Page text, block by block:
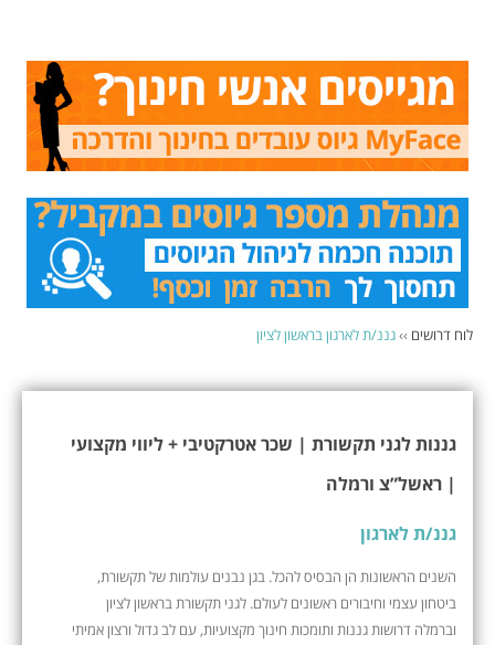
לוח דרושים ››גננ/ת לארגון בראשון לציון
גננות לגני תקשורת | שכר אטרקטיבי + ליווי מקצועי
| ראשל”צ ורמלה
גננ/ת לארגון
השנים הראשונות הן הבסיס להכל. בגן נבנים עולמות של תקשורת,
ביטחון עצמי וחיבורים ראשונים לעולם. לגני תקשורת בראשון לציון
וברמלה דרושות גננות ותומכות חינוך מקצועיות, עם לב גדול ורצון אמיתי